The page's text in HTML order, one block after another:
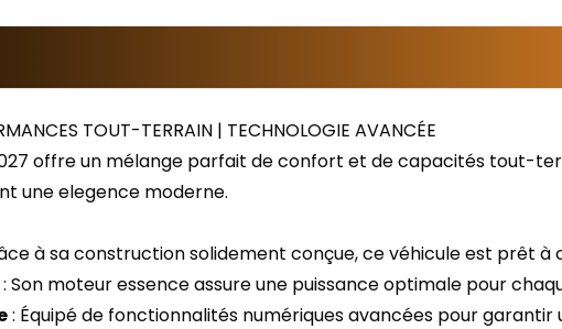
TOUT-TERRAIN | TECHNOLOGIE AVANCÉE
offre un mélange parfait de confort et de capacités tout-
une elegence moderne.
à sa construction solidement conçue, ce véhicule est prêt à
: Son moteur essence assure une puissance optimale pour
: Équipé de fonctionnalités numériques avancées pour garantir